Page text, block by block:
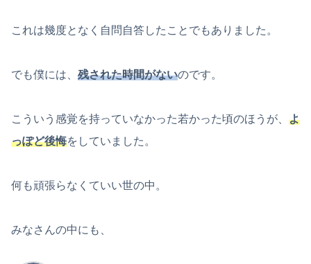
これは幾度となく自問自答したことでもありました。
でも僕には、 残された時間がないのです。
こういう感覚を持っていなかった若かった頃のほうが、 よ
っぽど後悔をしていました。
何も頑張らなくていい世の中。
みなさんの中にも、